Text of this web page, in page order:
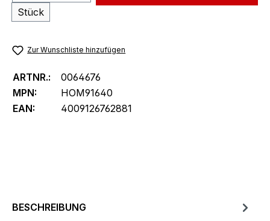
Stück
Zur Wunschliste hinzufügen
ARTNR.:
0064676
MPN:
HOM91640
EAN:
4009126762881
BESCHREIBUNG